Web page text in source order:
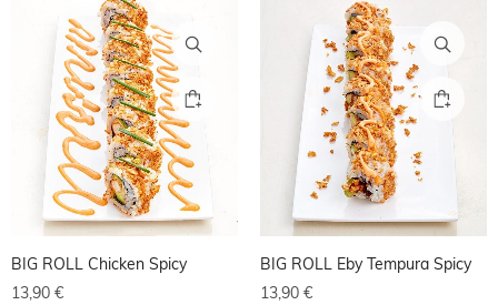
BIG ROLL Chicken Spicy
13,90 €
BIG ROLL Eby Tempura Spicy
13,90 €